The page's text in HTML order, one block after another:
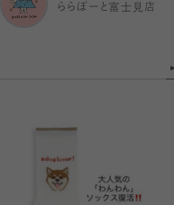
ららぽーと富士見店